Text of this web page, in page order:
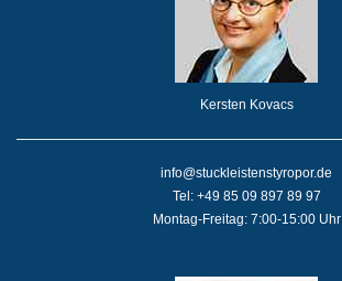
Kersten Kovacs
info@stuckleistenstyropor.de
Tel: +49 85 09 897 89 97
Montag-Freitag: 7:00-15:00 Uhr